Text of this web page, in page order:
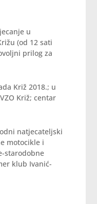
u
(od 12 sati
prilog za
Križ 2018.; u
Križ; centar
natjecateljski
motocikle i
starodobne
klub Ivanić-